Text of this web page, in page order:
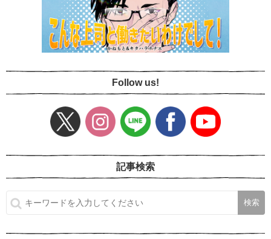
Follow us!
記事検索